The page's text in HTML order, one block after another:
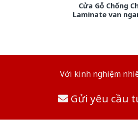
Cửa Gỗ Chống
Laminate van
Với kinh nghiệm
Gửi yêu cầu